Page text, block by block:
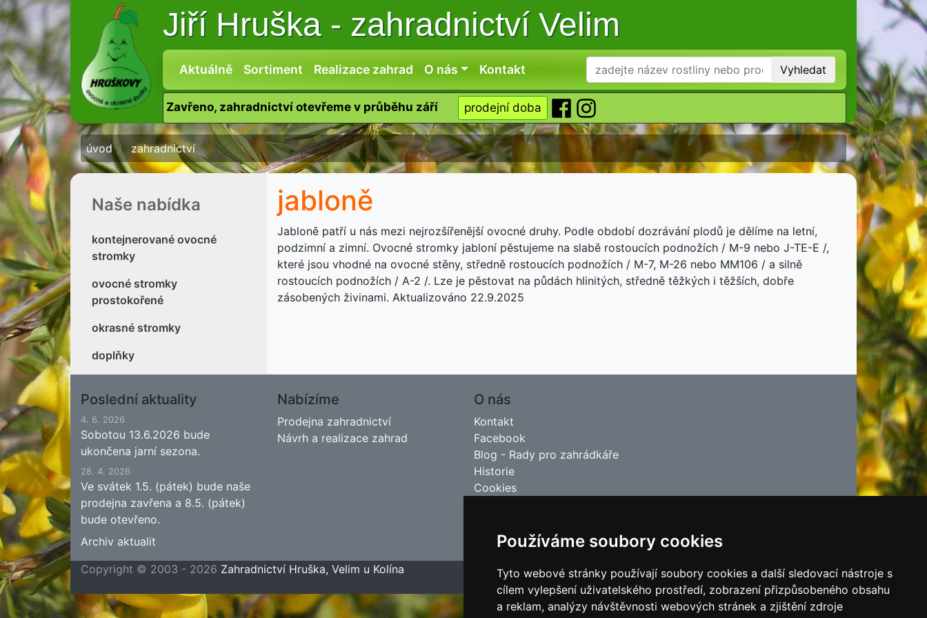
Používáme soubory cookies
Tyto webové stránky používají soubory cookies a další sledovací nástroje s
cílem vylepšení uživatelského prostředí, zobrazení přizpůsobeného obsahu
a reklam, analýzy návštěvnosti webových stránek a zjištění zdroje
Jiří Hruška -zahradnictví Velim
Aktuálně Sortiment Realizace zahrad O nás Kontakt Vyhledat
Zavřeno, zahradnictví otevřeme v průběhu září prodejní doba
úvod zahradnictví
Naše nabídka
kontejnerované ovocné
stromky
ovocné stromky
prostokořené
okrasné stromky
doplňky
jabloně
Jabloně patří u nás mezi nejrozšířenější ovocné druhy. Podle období dozrávání plodů je dělíme na letní,
podzimní a zimní. Ovocné stromky jabloní pěstujeme na slabě rostoucích podnožích / M-9 nebo J-TE-E /,
které jsou vhodné na ovocné stěny, středně rostoucích podnožích / M-7, M-26 nebo MM106 / a silně
rostoucích podnožích / A-2 /. Lze je pěstovat na půdách hlinitých, středně těžkých i těžších, dobře
zásobených živinami. Aktualizováno 22.9.2025
Poslední aktuality
4. 6. 2026
Sobotou 13.6.2026 bude
ukončena jarní sezona.
28. 4. 2026
Ve svátek 1.5. (pátek) bude naše
prodejna zavřena a 8.5. (pátek)
bude otevřeno.
Archiv aktualit
Nabízíme
Prodejna zahradnictví
Návrh a realizace zahrad
O nás
Kontakt
Facebook
Blog - Rady pro zahrádkáře
Historie
Cookies
poslední aktualizace 23. 7. 2026 09:45
Jipas - tvorba internetových stránek
Copyright © 2003 - 2026 Zahradnictví Hruška, Velim u Kolína